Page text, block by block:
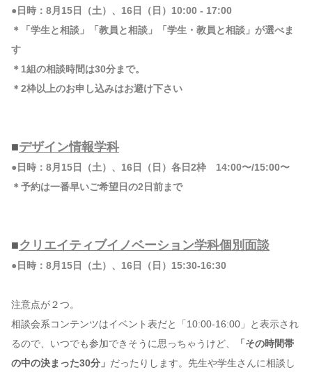
●日時：8月15日（土）、16日（日）10:00 - 17:00
＊「学生と相談」「教員と相談」「学生・教員と相談」が選べま
す
＊1組の相談時間は30分まで。
＊2枠以上のお申し込みはお避け下さい
■デザイン情報学科
●日時：8月15日（土）、16日（日）各日2枠 14:00〜/15:00〜
＊予約は一番早いご希望日の2日前まで
■クリエイティブイノベーション学科個別面談
●日時：8月15日（土）、16日（日）15:30-16:30
注意点が２つ。
相談会系コンテンツはイベント表だと「10:00-16:00」と表示され
るので、いつでも参加できそうに思っちゃうけど、
「その時間帯
の中の決まった30分」 だったりします。先生や学生さんに相談し